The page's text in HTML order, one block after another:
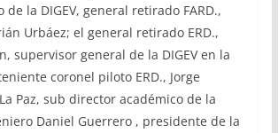
de la DIGEV, general retirado FARD.,
Urbáez; el general retirado ERD.,
supervisor general de la DIGEV en la
coronel piloto ERD., Jorge
Paz, sub director académico de la
Daniel Guerrero , presidente de la